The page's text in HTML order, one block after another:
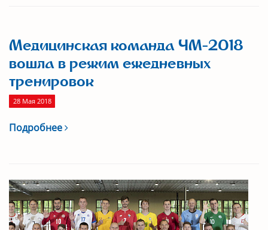
Медицинская команда ЧМ-2018
вошла в режим ежедневных
тренировок
28 Мая 2018
Подробнее